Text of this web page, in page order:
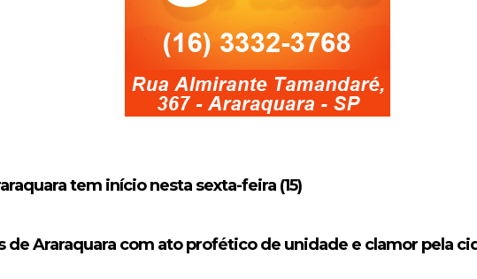
tem início nesta sexta-feira (15)
de Araraquara com ato profético de unidade e clamor pela